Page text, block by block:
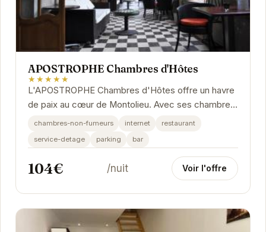
APOSTROPHE Chambres d'Hôtes
★★★★★
L'APOSTROPHE Chambres d'Hôtes offre un havre
de paix au cœur de Montolieu. Avec ses chambres
élégantes et son atmosphère chaleureuse, cet...
chambres-non-fumeurs internet
restaurant
service-detage
parking bar
104€ /nuit Voir l'offre